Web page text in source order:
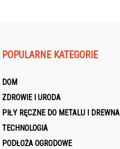
POPULARNE KATEGORIE
DOM
ZDROWIE I URODA
PIŁY RĘCZNE DO METALU I DREWNA
TECHNOLOGIA
PODŁOŻA OGRODOWE